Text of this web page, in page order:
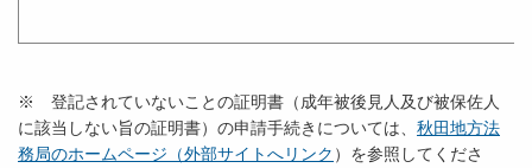
※ 登記されていないことの証明書（成年被後見人及び被保佐人
に該当しない旨の証明書）の申請手続きについては、 秋田地方法
務局のホームページ（外部サイトへリンク ）を参照してくださ